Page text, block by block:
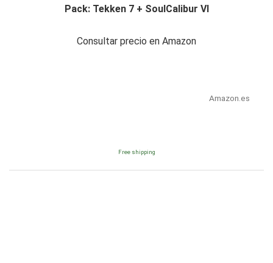
Pack: Tekken 7 + SoulCalibur VI
Consultar precio en Amazon
Amazon.es
Free shipping